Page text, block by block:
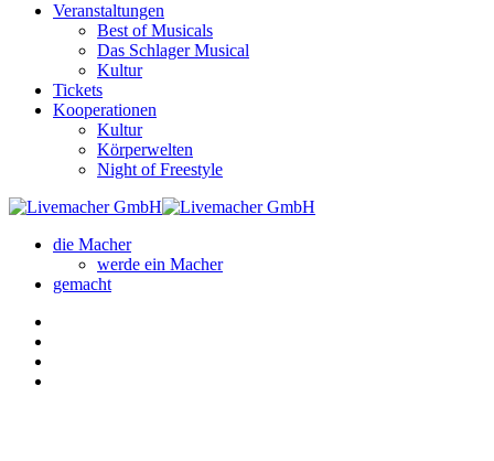
Veranstaltungen
Best of Musicals
Das Schlager Musical
Kultur
Tickets
Kooperationen
Kultur
Körperwelten
Night of Freestyle
die Macher
werde ein Macher
gemacht